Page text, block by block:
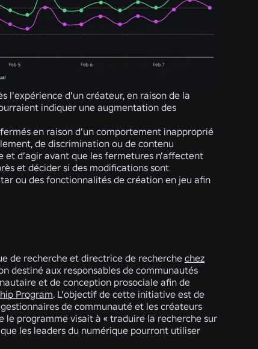
l'expérience d'un créateur, en raison de la
indiquer une augmentation des
en raison d’un comportement inapproprié
de discrimination ou de contenu
d’agir avant que les fermetures n’affectent
et décider si des modifications sont
ou des fonctionnalités de création en jeu afin
de recherche et directrice de recherche chez
destiné aux responsables de communautés
et de conception prosociale afin de
Program. L'objectif de cette initiative est de
de communauté et les créateurs
le programme visait à « traduire la recherche sur
les leaders du numérique pourront utiliser